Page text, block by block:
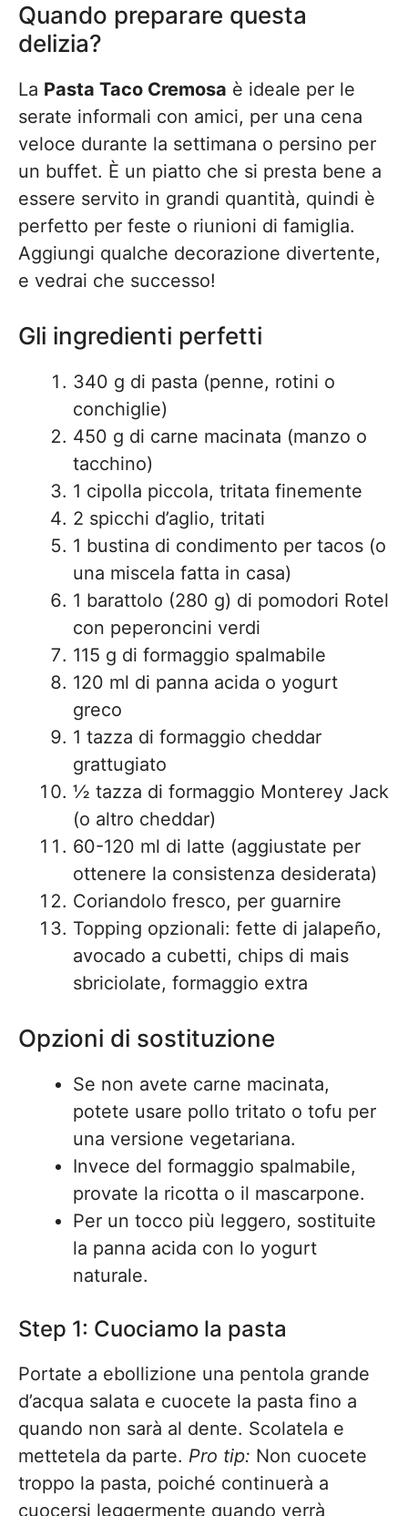
Quando preparare questa
delizia?
La Pasta Taco Cremosa è ideale per le
serate informali con amici, per una cena
veloce durante la settimana o persino per
un buffet. È un piatto che si presta bene a
essere servito in grandi quantità, quindi è
perfetto per feste o riunioni di famiglia.
Aggiungi qualche decorazione divertente,
e vedrai che successo!
Gli ingredienti perfetti
340 g di pasta (penne, rotini o
conchiglie)
450 g di carne macinata (manzo o
tacchino)
1 cipolla piccola, tritata finemente
2 spicchi d’aglio, tritati
1 bustina di condimento per tacos (o
una miscela fatta in casa)
1 barattolo (280 g) di pomodori Rotel
con peperoncini verdi
115 g di formaggio spalmabile
120 ml di panna acida o yogurt
greco
1 tazza di formaggio cheddar
grattugiato
½ tazza di formaggio Monterey Jack
(o altro cheddar)
60-120 ml di latte (aggiustate per
ottenere la consistenza desiderata)
Coriandolo fresco, per guarnire
Topping opzionali: fette di jalapeño,
avocado a cubetti, chips di mais
sbriciolate, formaggio extra
Opzioni di sostituzione
Se non avete carne macinata,
potete usare pollo tritato o tofu per
una versione vegetariana.
Invece del formaggio spalmabile,
provate la ricotta o il mascarpone.
Per un tocco più leggero, sostituite
la panna acida con lo yogurt
naturale.
Step 1: Cuociamo la pasta
Portate a ebollizione una pentola grande
d’acqua salata e cuocete la pasta fino a
quando non sarà al dente. Scolatela e
mettetela da parte. Pro tip: Non cuocete
troppo la pasta, poiché continuerà a
cuocersi leggermente quando verrà